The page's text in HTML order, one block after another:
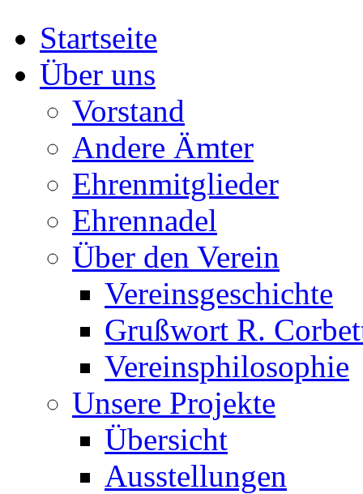
Startseite
Über uns
Vorstand
Andere Ämter
Ehrenmitglieder
Ehrennadel
Über den Verein
Vereinsgeschichte
Grußwort R.
Vereinsphilosophie
Unsere Projekte
Übersicht
Ausstellungen